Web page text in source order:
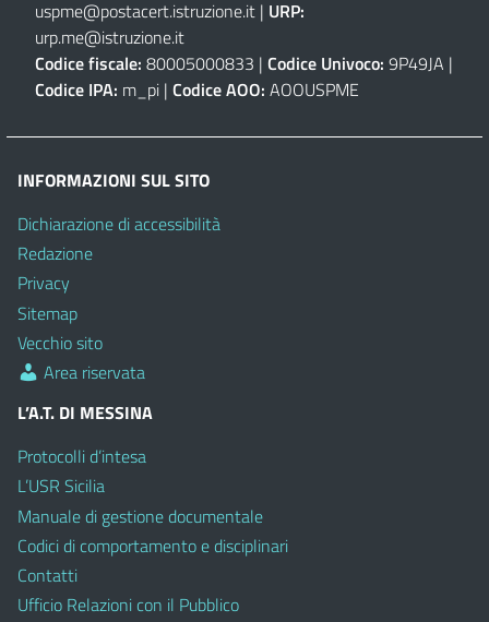
uspme@postacert.istruzione.it | URP:
urp.me@istruzione.it
Codice fiscale: 80005000833 | Codice Univoco: 9P49JA |
Codice IPA: m_pi | Codice AOO: AOOUSPME
INFORMAZIONI SUL SITO
Dichiarazione di accessibilità
Redazione
Privacy
Sitemap
Vecchio sito
Area riservata
L’A.T. DI MESSINA
Protocolli d’intesa
L’USR Sicilia
Manuale di gestione documentale
Codici di comportamento e disciplinari
Contatti
Ufficio Relazioni con il Pubblico